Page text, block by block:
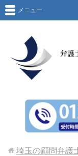
メニュー
埼玉の顧問弁護